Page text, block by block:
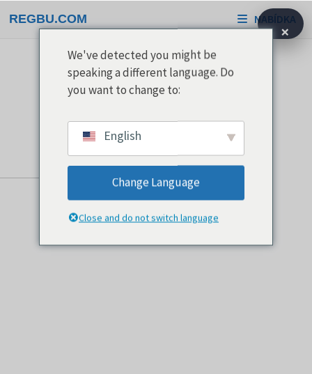
na
REGBU.COM NABÍDKA
×
We've detected you might be
speaking a different language. Do
you want to change to:
English
Change Language
Close and do not switch language